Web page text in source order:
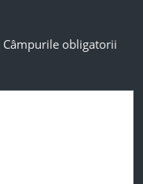
Câmpurile obligatorii